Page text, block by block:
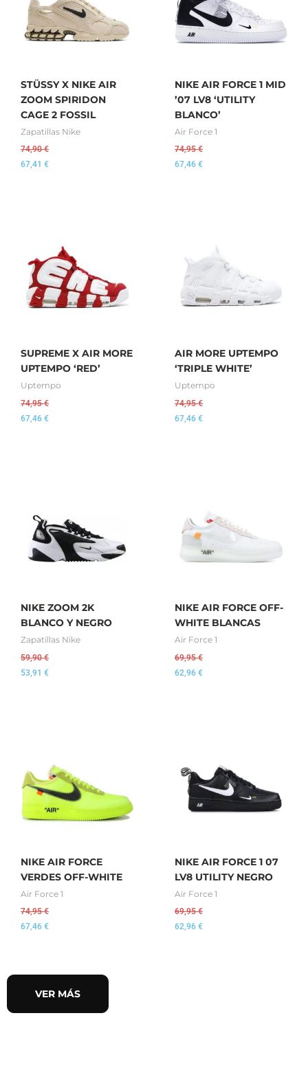
STÜSSY X NIKE AIR
ZOOM SPIRIDON
CAGE 2 FOSSIL
Zapatillas Nike
74,90€
67,41 €
NIKE AIR FORCE 1 MID
’07 LV8 ‘UTILITY
BLANCO’
Air Force 1
74,95€
67,46 €
SUPREME X AIR MORE
UPTEMPO ‘RED’
Uptempo
74,95€
67,46 €
AIR MORE UPTEMPO
‘TRIPLE WHITE’
Uptempo
74,95€
67,46 €
NIKE ZOOM 2K
BLANCO Y NEGRO
Zapatillas Nike
59,90€
53,91 €
NIKE AIR FORCE OFF-
WHITE BLANCAS
Air Force 1
69,95€
62,96 €
NIKE AIR FORCE
VERDES OFF-WHITE
Air Force 1
74,95€
67,46 €
NIKE AIR FORCE 1 07
LV8 UTILITY NEGRO
Air Force 1
69,95€
62,96 €
VER MÁS